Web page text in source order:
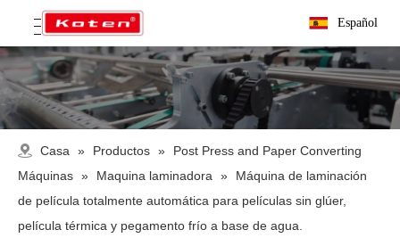
Español
Casa » Productos »
Post Press and Paper Converting
Máquinas » Maquina laminadora »
Máquina de laminación
de película totalmente automática para películas sin glúer,
película térmica y pegamento frío a base de agua.